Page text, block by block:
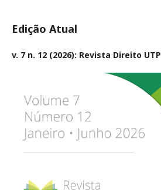
Edição Atual
v. 7 n. 12 (2026): Revista Direito UTP